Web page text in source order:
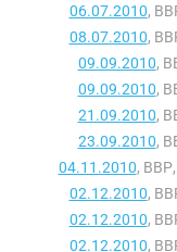
06.07.2010,
08.07.2010,
09.09.2010,
09.09.2010,
21.09.2010,
23.09.2010,
04.11.2010,
02.12.2010,
02.12.2010,
02.12.2010,